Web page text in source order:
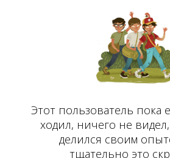
Этот пользователь пока
ходил, ничего не
делился своим
тщательно это